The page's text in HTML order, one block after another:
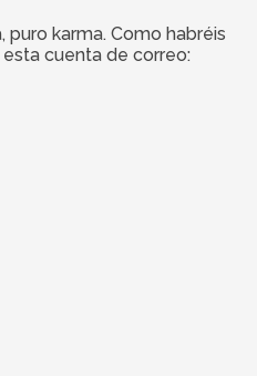
karma. Como habréis
cuenta de correo: